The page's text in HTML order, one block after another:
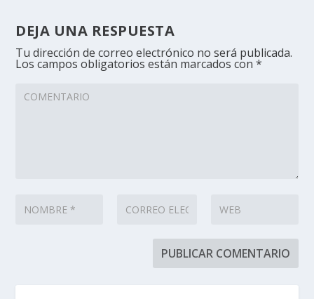
DEJA UNA RESPUESTA
Tu dirección de correo electrónico no será publicada.
Los campos obligatorios están marcados con*